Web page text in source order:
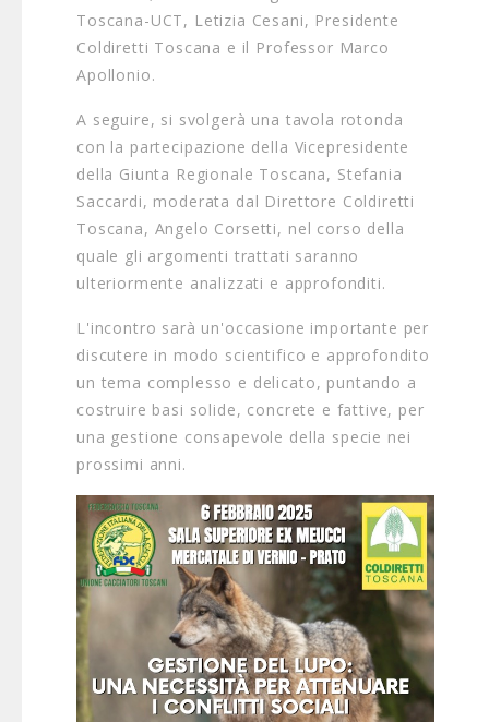
Toscana-UCT, Letizia Cesani, Presidente
Coldiretti Toscana e il Professor Marco
Apollonio.
A seguire, si svolgerà una tavola rotonda
con la partecipazione della Vicepresidente
della Giunta Regionale Toscana, Stefania
Saccardi, moderata dal Direttore Coldiretti
Toscana, Angelo Corsetti, nel corso della
quale gli argomenti trattati saranno
ulteriormente analizzati e approfonditi.
L'incontro sarà un'occasione importante per
discutere in modo scientifico e approfondito
un tema complesso e delicato, puntando a
costruire basi solide, concrete e fattive, per
una gestione consapevole della specie nei
prossimi anni.